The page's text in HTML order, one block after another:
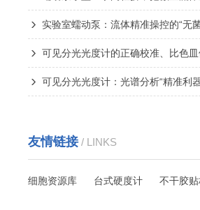
实验室蠕动泵：流体精准操控的“无
友情链接/ LINKS
细胞资源库 台式硬度计 不干胶